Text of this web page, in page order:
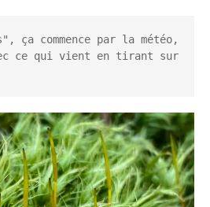
ça commence par la météo,
ce qui vient en tirant sur